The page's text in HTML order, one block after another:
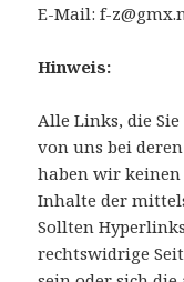
E-Mail: f-
Hinweis:
Alle Links, die
von uns bei
haben wir
Inhalte der
Sollten
rechtswidrige